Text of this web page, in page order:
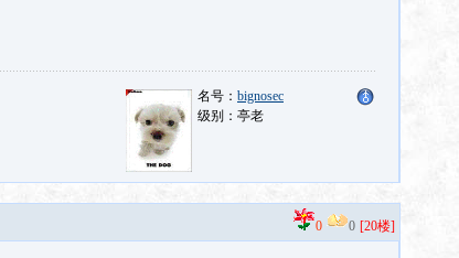
名号： bignosec
级别：亭老
0 0 [20楼]